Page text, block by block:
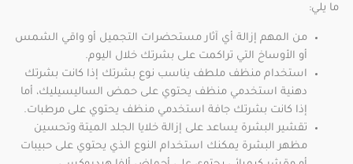
ما يلي:
من المهم إزالة أي آثار مستحضرات التجميل أو واقي الشمس
أو الأوساخ التي تراكمت على بشرتك خلال اليوم.
استخدام منظف ملطف يناسب نوع بشرتك إذا كانت بشرتك
دهنية استخدمي منظف يحتوي على حمض الساليسيليك، أما
إذا كانت بشرتك جافة استخدمي منظف يحتوي على مرطبات.
تقشير البشرة يساعد على إزالة خلايا الجلد الميتة وتحسين
مظهر البشرة يمكنك استخدام النوع الذي يحتوي على حبيبات